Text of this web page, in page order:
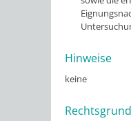
Hinweise
keine